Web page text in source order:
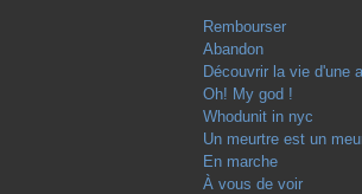
Rembourser
Abandon
Découvrir la vie d'une
Oh! My god !
Whodunit in nyc
Un meurtre est un
En marche
À vous de voir